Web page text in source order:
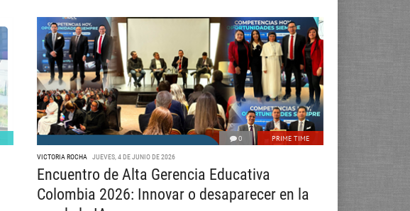
0 PRIME TIME
VICTORIA ROCHA JUEVES, 4 DE JUNIO DE 2026
Encuentro de Alta Gerencia Educativa
Colombia 2026: Innovar o desaparecer en la